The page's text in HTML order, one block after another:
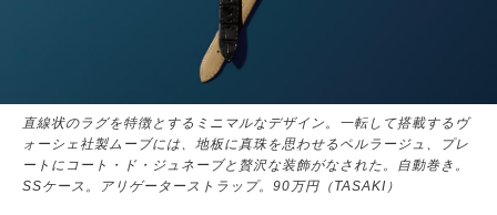
直線状のラグを特徴とするミニマルなデザイン。一転して搭載するヴ
ォーシェ社製ムーブには、地板に真珠を思わせるペルラージュ、プレ
ートにコート・ド・ジュネーブと贅沢な装飾がなされた。自動巻き。
SSケース。アリゲーターストラップ。90万円（TASAKI）